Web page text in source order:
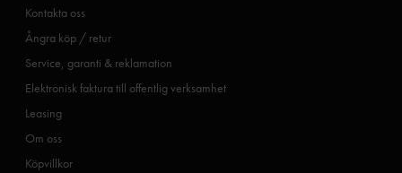
Kontakta oss
Ångra köp / retur
Service, garanti & reklamation
Elektronisk faktura till offentlig verksamhet
Leasing
Om oss
Köpvillkor